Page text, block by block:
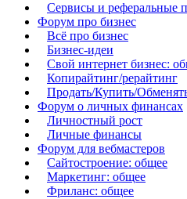
Сервисы и реферальные
Форум про бизнес
Всё про бизнес
Бизнес-идеи
Свой интернет бизнес:
Копирайтинг/рерайтинг
Продать/Купить/
Форум о личных финансах
Личностный рост
Личные финансы
Форум для вебмастеров
Сайтостроение: общее
Маркетинг: общее
Фриланс: общее